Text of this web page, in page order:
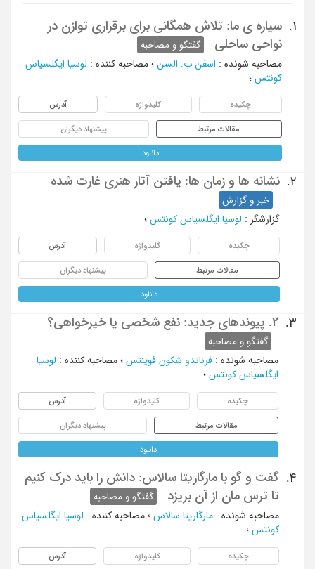
1.
سیاره ی ما: تلاش همگانی برای برقراری توازن در
نواحی ساحلی
گفتگو و مصاحبه
مصاحبه شونده : اسفن ب. السن ؛ مصاحبه کننده : لوسیا ایگلسیاس
کونتس ؛
چکیده کلیدواژه آدرس
مقالات مرتبط پیشنهاد دیگران
دانلود
2. نشانه ها و زمان ها: یافتن آثار هنری غارت شده
خبر و گزارش
گزارشگر : لوسیا ایگلسیاس کونتس ؛
چکیده کلیدواژه آدرس
مقالات مرتبط پیشنهاد دیگران
دانلود
3. 2. پیوندهای جدید: نفع شخصی یا خیرخواهی؟
گفتگو و مصاحبه
مصاحبه شونده : فرناندو شکون فوینتس ؛ مصاحبه کننده : لوسیا
ایگلسیاس کونتس ؛
چکیده کلیدواژه آدرس
مقالات مرتبط پیشنهاد دیگران
دانلود
4.
گفت و گو با مارگاریتا سالاس: دانش را باید درک کنیم
تا ترس مان از آن بریزد
گفتگو و مصاحبه
مصاحبه شونده : مارگاریتا سالاس ؛ مصاحبه کننده : لوسیا ایگلسیاس
کونتس ؛
چکیده کلیدواژه آدرس